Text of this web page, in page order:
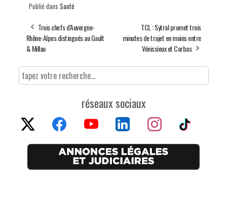
Publié dans Santé
Trois chefs d'Auvergne-
Rhône-Alpes distingués au Gault
& Millau
TCL : Sytral promet trois
minutes de trajet en moins entre
Vénissieux et Corbas
réseaux sociaux